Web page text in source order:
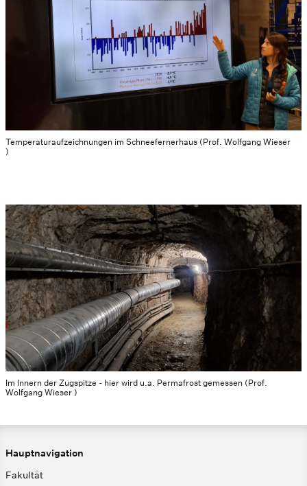
Temperaturaufzeichnungen im Schneefernerhaus (Prof. Wolfgang Wieser
)
Im Innern der Zugspitze - hier wird u.a. Permafrost gemessen (Prof.
Wolfgang Wieser )
Hauptnavigation
Fakultät